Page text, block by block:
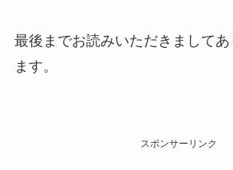
最後までお読みいただきまして
ます。
スポンサーリンク